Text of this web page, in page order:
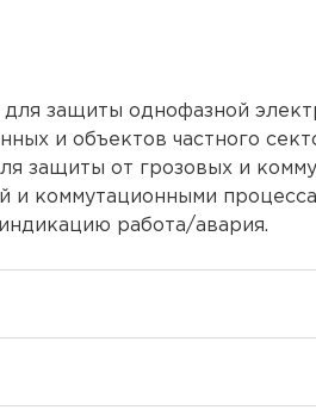
защиты однофазной
и объектов частного
защиты от грозовых и
и коммутационными
работа/авария.